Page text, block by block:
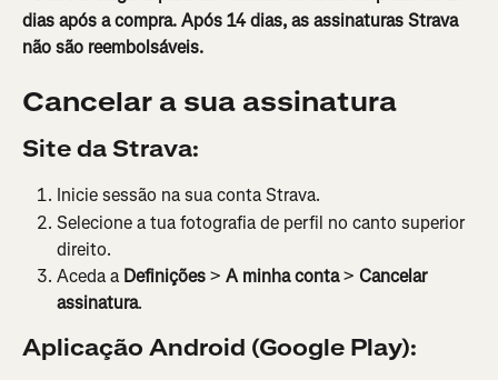
dias após a compra. Após 14 dias, as assinaturas Strava
não são reembolsáveis.
Cancelar a sua assinatura
Site da Strava:
Inicie sessão na sua conta Strava.
Selecione a tua fotografia de perfil no canto superior
direito.
Aceda a Definições > A minha conta > Cancelar
assinatura.
Aplicação Android (Google Play):